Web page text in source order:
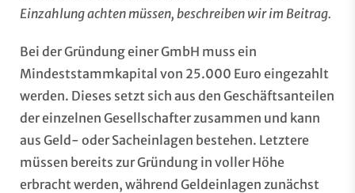
Einzahlung achten müssen, beschreiben wir im Beitrag.
Bei der Gründung einer GmbH muss ein
Mindeststammkapital von 25.000 Euro eingezahlt
werden. Dieses setzt sich aus den Geschäftsanteilen
der einzelnen Gesellschafter zusammen und kann
aus Geld- oder Sacheinlagen bestehen. Letztere
müssen bereits zur Gründung in voller Höhe
erbracht werden, während Geldeinlagen zunächst